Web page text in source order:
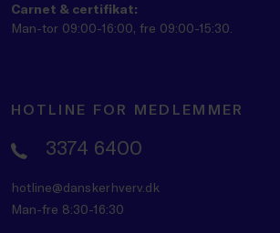
Carnet & certifikat:
Man-tor 09:00-16:00, fre 09:00-15:30.
HOTLINE FOR MEDLEMMER
3374 6400
hotline@danskerhverv.dk
Man-fre 8:30-16:30